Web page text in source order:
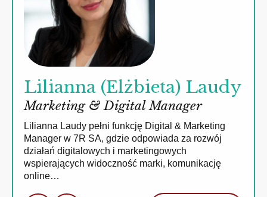
Lilianna (Elżbieta) Laudy
Marketing & Digital Manager
Lilianna Laudy pełni funkcję Digital & Marketing
Manager w 7R SA, gdzie odpowiada za rozwój
działań digitalowych i marketingowych
wspierających widoczność marki, komunikację
online…